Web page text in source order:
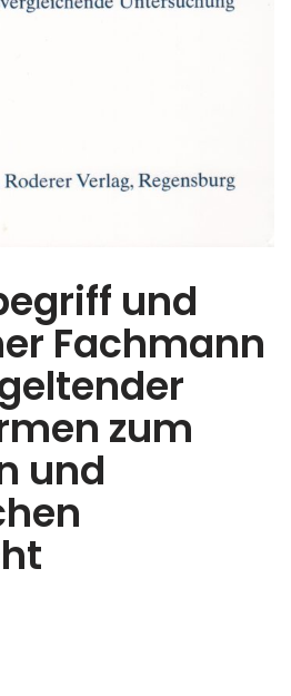
und
Fachmann
zum
und